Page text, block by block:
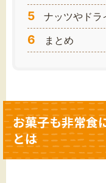
5 ナッツやドラ
6 まとめ
お菓子も非常食
とは